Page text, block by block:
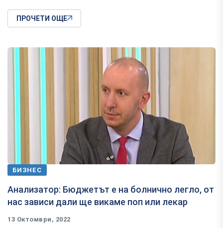
ПРОЧЕТИ ОЩЕ
БИЗНЕС
Анализатор: Бюджетът е на болнично легло, от
нас зависи дали ще викаме поп или лекар
13 Октомври, 2022